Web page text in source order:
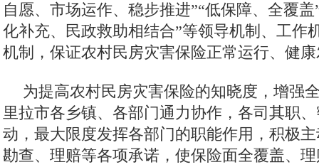
自愿、市场运作、稳步推进”“低保障、全覆
化补充、民政救助相结合”等领导机制、工作
机制，保证农村民房灾害保险正常运行、健
为提高农村民房灾害保险的知晓度，增强
里拉市各乡镇、各部门通力协作，各司其职
动，最大限度发挥各部门的职能作用，积极
勘查、理赔等各项承诺，使保险面全覆盖、